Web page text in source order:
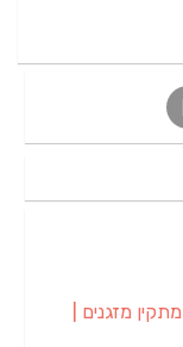
מזגנים |